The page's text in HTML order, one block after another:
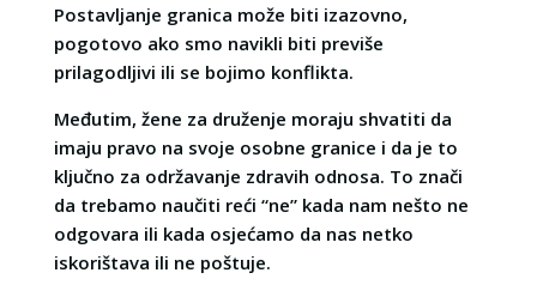
Postavljanje granica može biti izazovno,
pogotovo ako smo navikli biti previše
prilagodljivi ili se bojimo konflikta.
Međutim, žene za druženje moraju shvatiti da
imaju pravo na svoje osobne granice i da je to
ključno za održavanje zdravih odnosa. To znači
da trebamo naučiti reći “ne” kada nam nešto ne
odgovara ili kada osjećamo da nas netko
iskorištava ili ne poštuje.